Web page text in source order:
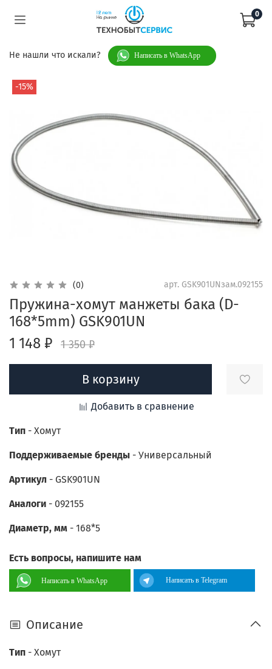
0
Не нашли что искали? Написать в WhatsApp
-15%
(0) арт. GSK901UNзам.092155
Пружина-хомут манжеты бака (D-
168*5mm) GSK901UN
1 148 ₽
1 350 ₽
В корзину
Добавить в сравнение
Тип - Хомут
Поддерживаемые бренды - Универсальный
Артикул - GSK901UN
Аналоги - 092155
Диаметр, мм - 168*5
Есть вопросы, напишите нам
Написать в WhatsApp Написать в Telegram
Описание
Тип - Хомут